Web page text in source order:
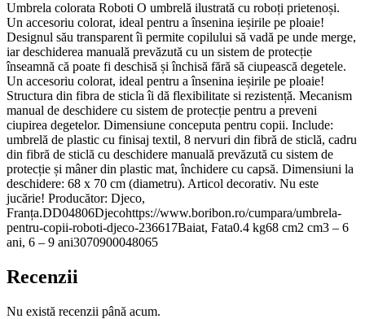
Umbrela colorata Roboti O umbrelă ilustrată cu roboți prietenoși.
Un accesoriu colorat, ideal pentru a însenina ieșirile pe ploaie!
Designul său transparent îi permite copilului să vadă pe unde merge,
iar deschiderea manuală prevăzută cu un sistem de protecție
înseamnă că poate fi deschisă și închisă fără să ciupească degetele.
Un accesoriu colorat, ideal pentru a însenina ieșirile pe ploaie!
Structura din fibra de sticla îi dă flexibilitate si rezistență. Mecanism
manual de deschidere cu sistem de protecție pentru a preveni
ciupirea degetelor. Dimensiune conceputa pentru copii. Include:
umbrelă de plastic cu finisaj textil, 8 nervuri din fibră de sticlă, cadru
din fibră de sticlă cu deschidere manuală prevăzută cu sistem de
protecție și mâner din plastic mat, închidere cu capsă. Dimensiuni la
deschidere: 68 x 70 cm (diametru). Articol decorativ. Nu este
jucărie! Producător: Djeco,
Franța.DD04806Djecohttps://www.boribon.ro/cumpara/umbrela-
pentru-copii-roboti-djeco-236617Baiat, Fata0.4 kg68 cm2 cm3 – 6
ani, 6 – 9 ani3070900048065
Recenzii
Nu există recenzii până acum.